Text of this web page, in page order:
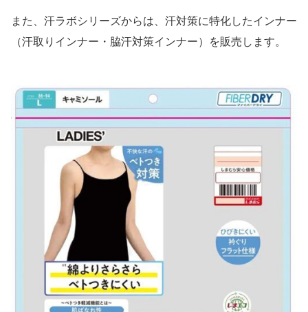
また、汗ラボシリーズからは、汗対策に特化したインナー
（汗取りインナー・脇汗対策インナー）を販売します。